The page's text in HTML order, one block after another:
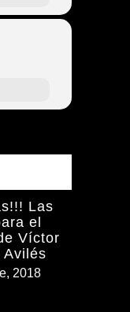
Las
el
Víctor
Avilés
2018